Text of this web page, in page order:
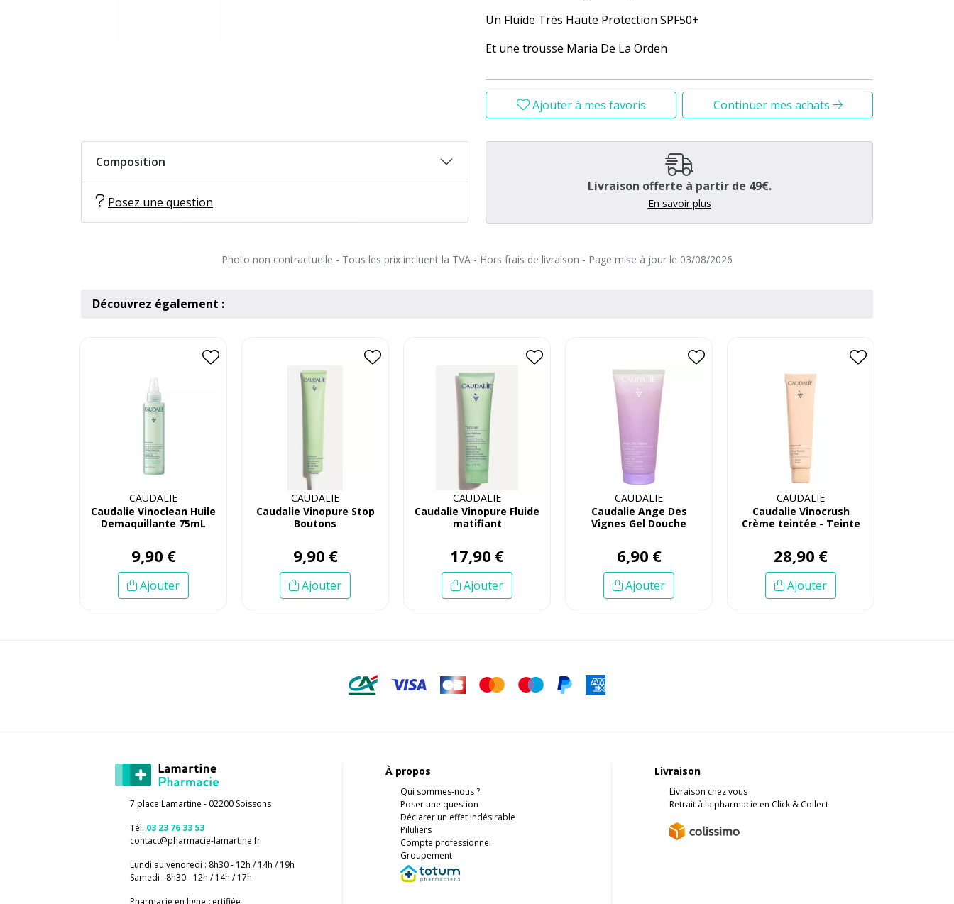
Un Fluide Très Haute Protection SPF50+
Et une trousse Maria De La Orden
Ajouter à mes favoris Continuer mes achats
Composition
Posez une question
Livraison offerte à partir de 49€.
En savoir plus
Photo non contractuelle - Tous les prix incluent la TVA - Hors frais de livraison - Page mise à jour le 03/08/2026
Découvrez également :
CAUDALIE
Caudalie Vinoclean Huile
Demaquillante 75mL
9,90 €
Ajouter
CAUDALIE
Caudalie Vinopure Stop
Boutons
9,90 €
Ajouter
CAUDALIE
Caudalie Vinopure Fluide
matifiant
17,90 €
Ajouter
CAUDALIE
Caudalie Ange Des
Vignes Gel Douche
6,90 €
Ajouter
CAUDALIE
Caudalie Vinocrush
Crème teintée - Teinte
28,90 €
Ajouter
7 place Lamartine - 02200 Soissons
Tél. 03 23 76 33 53
contact@pharmacie-lamartine.fr
Lundi au vendredi : 8h30 - 12h / 14h / 19h
Samedi : 8h30 - 12h / 14h / 17h
À propos
Qui sommes-nous ?
Poser une question
Déclarer un effet indésirable
Piluliers
Compte professionnel
Groupement
Livraison
Livraison chez vous
Retrait à la pharmacie en Click & Collect